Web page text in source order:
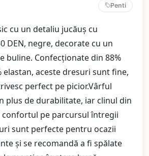
Penti
cu un detaliu jucăuș cu
DEN, negre, decorate cu un
buline. Confecționate din 88%
elastan, aceste dresuri sunt fine,
perfect pe picior.Vârful
plus de durabilitate, iar clinul din
confortul pe parcursul întregii
sunt perfecte pentru ocazii
și se recomandă a fi spălate